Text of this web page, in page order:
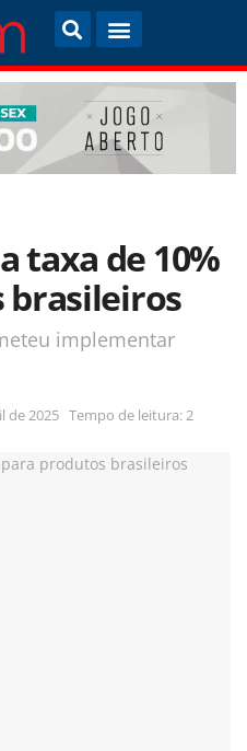
taxa de 10%
brasileiros
implementar
de 2025 Tempo de leitura: 2